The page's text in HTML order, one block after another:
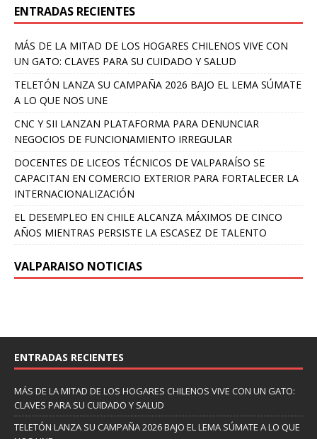
ENTRADAS RECIENTES
MÁS DE LA MITAD DE LOS HOGARES CHILENOS VIVE CON
UN GATO: CLAVES PARA SU CUIDADO Y SALUD
TELETÓN LANZA SU CAMPAÑA 2026 BAJO EL LEMA SÚMATE
A LO QUE NOS UNE
CNC Y SII LANZAN PLATAFORMA PARA DENUNCIAR
NEGOCIOS DE FUNCIONAMIENTO IRREGULAR
DOCENTES DE LICEOS TÉCNICOS DE VALPARAÍSO SE
CAPACITAN EN COMERCIO EXTERIOR PARA FORTALECER LA
INTERNACIONALIZACIÓN
EL DESEMPLEO EN CHILE ALCANZA MÁXIMOS DE CINCO
AÑOS MIENTRAS PERSISTE LA ESCASEZ DE TALENTO
VALPARAISO NOTICIAS
ENTRADAS RECIENTES
MÁS DE LA MITAD DE LOS HOGARES CHILENOS VIVE CON UN GATO:
CLAVES PARA SU CUIDADO Y SALUD
TELETÓN LANZA SU CAMPAÑA 2026 BAJO EL LEMA SÚMATE A LO QUE